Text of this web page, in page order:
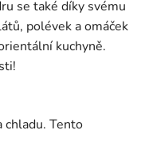
se také díky svému
polévek a omáček
kuchyně.
chladu. Tento